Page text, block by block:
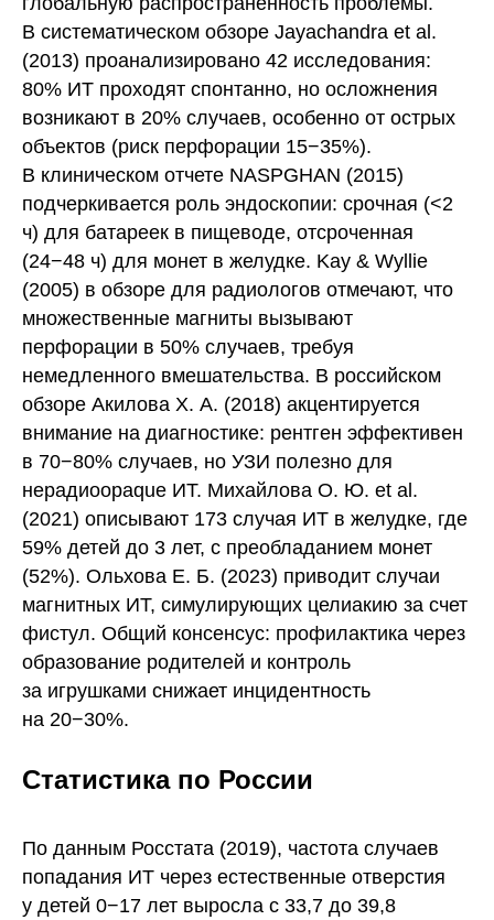
В систематическом обзоре Jayachandra et al.
(2013) проанализировано 42 исследования:
80% ИТ проходят спонтанно, но осложнения
возникают в 20% случаев, особенно от острых
объектов (риск перфорации 15−35%).
В клиническом отчете NASPGHAN (2015)
подчеркивается роль эндоскопии: срочная (<2
ч) для батареек в пищеводе, отсроченная
(24−48 ч) для монет в желудке. Kay & Wyllie
(2005) в обзоре для радиологов отмечают, что
множественные магниты вызывают
перфорации в 50% случаев, требуя
немедленного вмешательства. В российском
обзоре Акилова Х. А. (2018) акцентируется
внимание на диагностике: рентген эффективен
в 70−80% случаев, но УЗИ полезно для
нерадиоopaque ИТ. Михайлова О. Ю. et al.
(2021) описывают 173 случая ИТ в желудке, где
59% детей до 3 лет, с преобладанием монет
(52%). Ольхова Е. Б. (2023) приводит случаи
магнитных ИТ, симулирующих целиакию за счет
фистул. Общий консенсус: профилактика через
образование родителей и контроль
за игрушками снижает инцидентность
на 20−30%.
Статистика по России
По данным Росстата (2019), частота случаев
попадания ИТ через естественные отверстия
у детей 0−17 лет выросла с 33,7 до 39,8